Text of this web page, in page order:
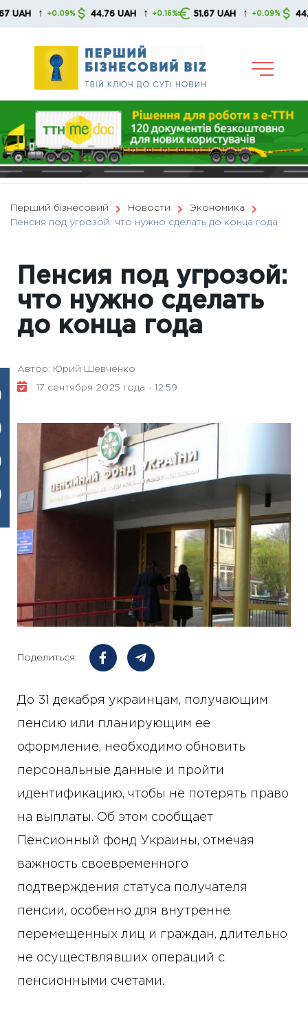
Skip
↑ +0.09% 44.76 UAH ↑ +0.16% 51.67 UAH ↑ +0.09% 44.76 UAH
Перший бізнесовий Новости
Экономика
Пенсия под угрозой: что нужно сделать до конца года
Пенсия под угрозой:
что нужно сделать
до конца года
Автор: Юрий Шевченко
17 сентября 2025 года - 12:59
Поделиться:
До 31 декабря украинцам, получающим
пенсию или планирующим ее
оформление, необходимо обновить
персональные данные и пройти
идентификацию, чтобы не потерять право
на выплаты. Об этом сообщает
Пенсионный фонд Украины, отмечая
важность своевременного
подтверждения статуса получателя
пенсии, особенно для внутренне
перемещенных лиц и граждан, длительно
не осуществлявших операций с
пенсионными счетами.